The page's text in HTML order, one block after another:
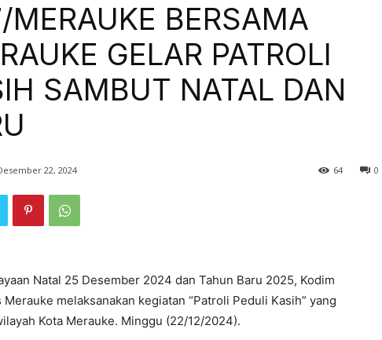
MERAUKE BERSAMA
GELAR PATROLI
SAMBUT NATAL DAN
22, 2024 0
64
Natal 25 Desember 2024 dan Tahun Baru 2025, Kodim
melaksanakan kegiatan “Patroli Peduli Kasih” yang
Kota Merauke. Minggu (22/12/2024).